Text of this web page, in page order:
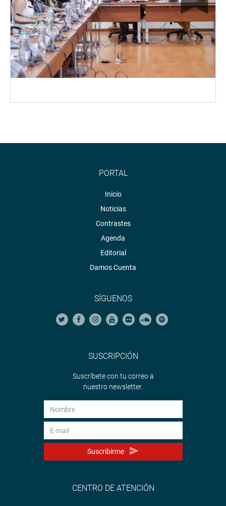
PORTAL
Inicio
Noticias
Contrastes
Agenda
Editorial
Damos Cuenta
SÍGUENOS
SUSCRIPCIÓN
Suscríbete con tu correo a
nuestro newsletter.
Suscribirme
CENTRO DE ATENCIÓN